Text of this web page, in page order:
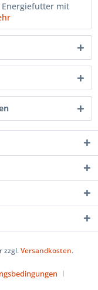
mit
zzgl.Versandkosten.